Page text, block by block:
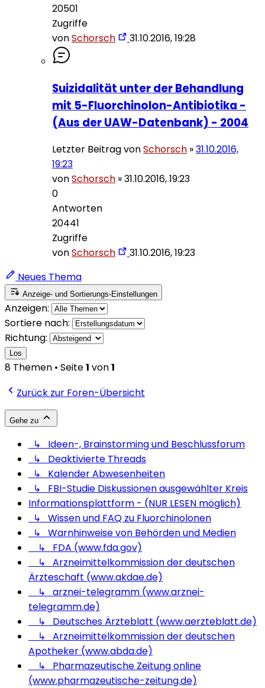
20501
Zugriffe
vonSchorsch 31.10.2016, 19:28
Suizidalität unter der Behandlung
mit 5-Fluorchinolon-Antibiotika -
(Aus der UAW-Datenbank) - 2004
Letzter Beitrag vonSchorsch »31.10.2016,
19:23
vonSchorsch »31.10.2016, 19:23
0
Antworten
20441
Zugriffe
vonSchorsch
31.10.2016, 19:23
Neues Thema
Anzeige- und Sortierungs-Einstellungen
Anzeigen:
Sortiere nach:
Richtung:
Los
8 Themen • Seite1 von1
Zurück zur Foren-Übersicht
Gehe zu
↳ Ideen-, Brainstorming und Beschlussforum
↳ Deaktivierte Threads
↳ Kalender Abwesenheiten
↳ FBI-Studie Diskussionen ausgewählter Kreis
Informationsplattform - (NUR LESEN möglich)
↳ Wissen und FAQ zu Fluorchinolonen
↳ Warnhinweise von Behörden und Medien
↳ FDA (www.fda.gov)
↳ Arzneimittelkommission der deutschen
Ärzteschaft (www.akdae.de)
↳ arznei-telegramm (www.arznei-
telegramm.de)
↳ Deutsches Ärzteblatt (www.aerzteblatt.de)
↳ Arzneimittelkommission der deutschen
Apotheker (www.abda.de)
↳ Pharmazeutische Zeitung online
(www.pharmazeutische-zeitung.de)